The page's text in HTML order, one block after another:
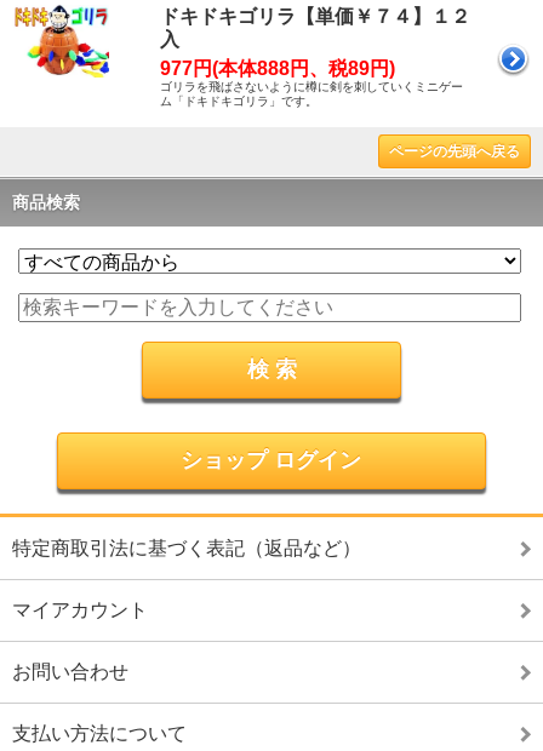
ドキドキゴリラ【単価￥７４】１２
入
977円(本体888円、税89円)
ゴリラを飛ばさないように樽に剣を刺していくミニゲー
ム「ドキドキゴリラ」です。
ページの先頭へ戻る
商品検索
ショップ ログイン
特定商取引法に基づく表記（返品など）
マイアカウント
お問い合わせ
支払い方法について